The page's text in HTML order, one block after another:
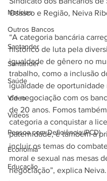
Notícias
Outros Bancos
Santander
Santander
Saúde
Vídeo
Vídeos
Pessoa com Deficiência (PCD)
Economia
Educação
Osasco e Região, Neiva
“A categoria bancária
histórico de luta pela
igualdade de gênero no
trabalho, como a inclusão
igualdade de oportunidade
de negociação com os
de 20 anos. Fomos
categoria a conquistar a
paternidade, e também a
incluir os temas do
moral e sexual nas mesas
negociação”, explica Neiva.